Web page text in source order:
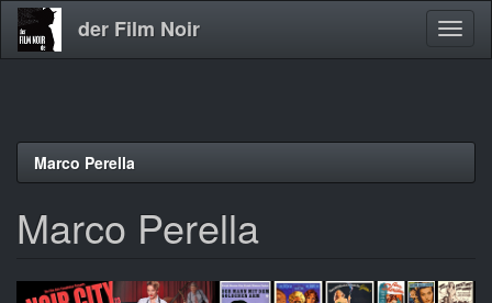
Direkt
der Film Noir
Marco Perella
Marco Perella